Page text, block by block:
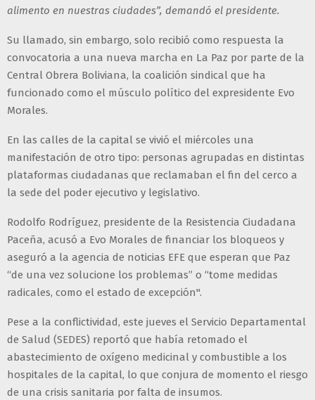
alimento en nuestras ciudades”, demandó el presidente.
Su llamado, sin embargo, solo recibió como respuesta la
convocatoria a una nueva marcha en La Paz por parte de la
Central Obrera Boliviana, la coalición sindical que ha
funcionado como el músculo político del expresidente Evo
Morales.
En las calles de la capital se vivió el miércoles una
manifestación de otro tipo: personas agrupadas en distintas
plataformas ciudadanas que reclamaban el fin del cerco a
la sede del poder ejecutivo y legislativo.
Rodolfo Rodríguez, presidente de la Resistencia Ciudadana
Paceña, acusó a Evo Morales de financiar los bloqueos y
aseguró a la agencia de noticias EFE que esperan que Paz
“de una vez solucione los problemas” o “tome medidas
radicales, como el estado de excepción".
Pese a la conflictividad, este jueves el Servicio Departamental
de Salud (SEDES) reportó que había retomado el
abastecimiento de oxígeno medicinal y combustible a los
hospitales de la capital, lo que conjura de momento el riesgo
de una crisis sanitaria por falta de insumos.